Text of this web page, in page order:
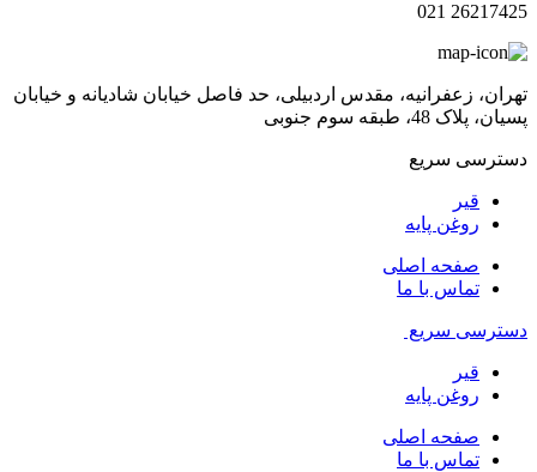
26217425 021
تهران، زعفرانیه، مقدس اردبیلی، حد فاصل خیابان شادیانه و خیابان
پسیان، پلاک 48، طبقه سوم جنوبی
دسترسی سریع
قیر
روغن پایه
صفحه اصلی
تماس با ما
دسترسی سریع
قیر
روغن پایه
صفحه اصلی
تماس با ما